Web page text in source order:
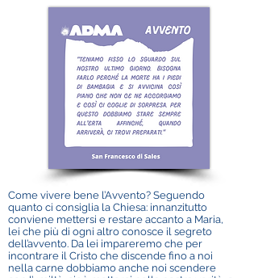
Come vivere bene l’Avvento? Seguendo
quanto ci consiglia la Chiesa: innanzitutto
conviene mettersi e restare accanto a Maria,
lei che più di ogni altro conosce il segreto
dell’avvento. Da lei impareremo che per
incontrare il Cristo che discende fino a noi
nella carne dobbiamo anche noi scendere